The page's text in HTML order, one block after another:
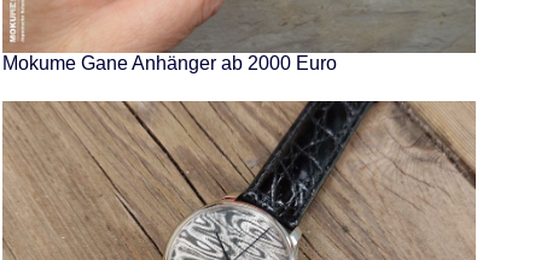
Mokume Gane Anhänger ab 2000 Euro